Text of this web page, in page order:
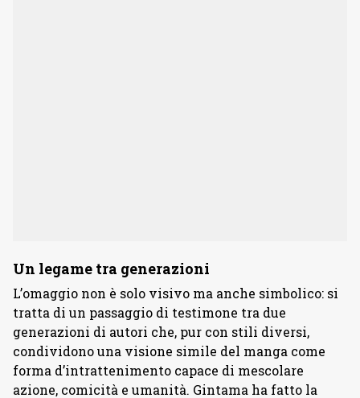
Un legame tra generazioni
L’omaggio non è solo visivo ma anche simbolico: si
tratta di un passaggio di testimone tra due
generazioni di autori che, pur con stili diversi,
condividono una visione simile del manga come
forma d’intrattenimento capace di mescolare
azione, comicità e umanità. Gintama ha fatto la